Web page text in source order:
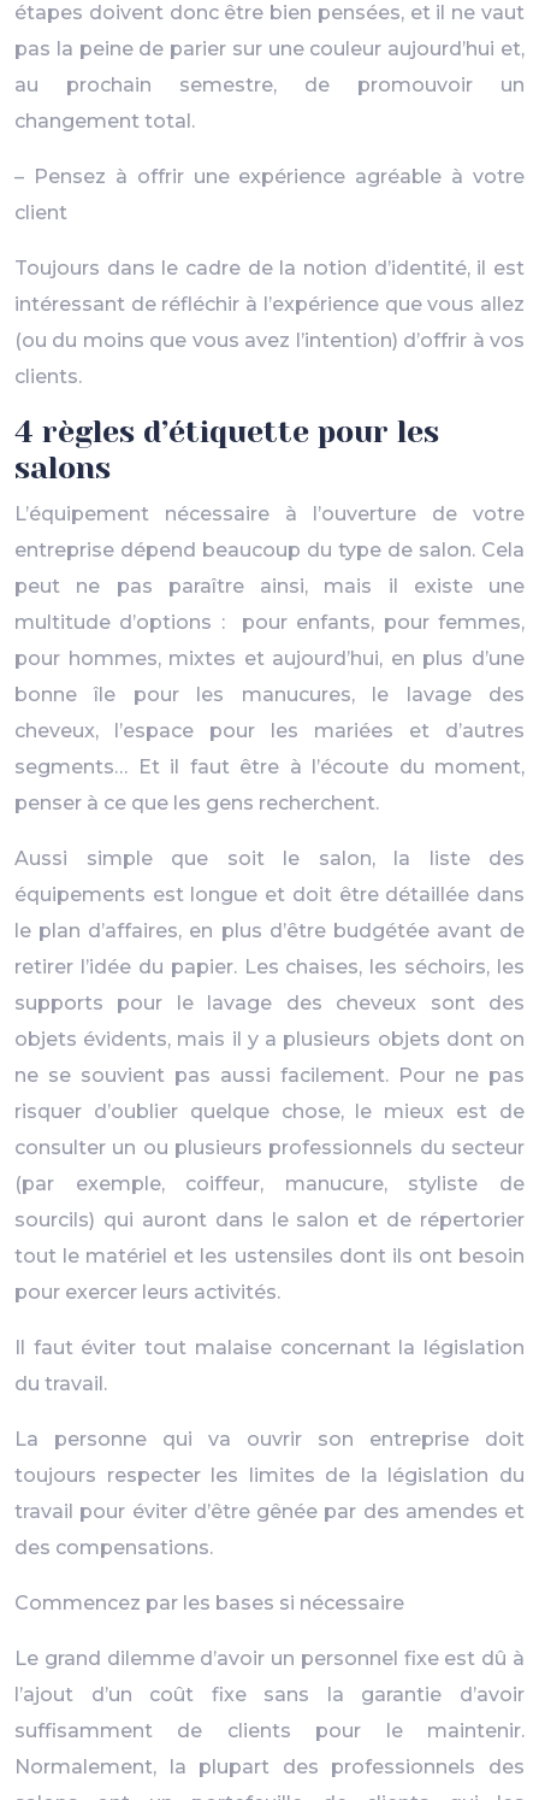
étapes doivent donc être bien pensées, et il ne vaut
pas la peine de parier sur une couleur aujourd’hui et,
au prochain semestre, de promouvoir un
changement total.
– Pensez à offrir une expérience agréable à votre
client
Toujours dans le cadre de la notion d’identité, il est
intéressant de réfléchir à l’expérience que vous allez
(ou du moins que vous avez l’intention) d’offrir à vos
clients.
4 règles d’étiquette pour les
salons
L’équipement nécessaire à l’ouverture de votre
entreprise dépend beaucoup du type de salon. Cela
peut ne pas paraître ainsi, mais il existe une
multitude d’options : pour enfants, pour femmes,
pour hommes, mixtes et aujourd’hui, en plus d’une
bonne île pour les manucures, le lavage des
cheveux, l’espace pour les mariées et d’autres
segments… Et il faut être à l’écoute du moment,
penser à ce que les gens recherchent.
Aussi simple que soit le salon, la liste des
équipements est longue et doit être détaillée dans
le plan d’affaires, en plus d’être budgétée avant de
retirer l’idée du papier. Les chaises, les séchoirs, les
supports pour le lavage des cheveux sont des
objets évidents, mais il y a plusieurs objets dont on
ne se souvient pas aussi facilement. Pour ne pas
risquer d’oublier quelque chose, le mieux est de
consulter un ou plusieurs professionnels du secteur
(par exemple, coiffeur, manucure, styliste de
sourcils) qui auront dans le salon et de répertorier
tout le matériel et les ustensiles dont ils ont besoin
pour exercer leurs activités.
Il faut éviter tout malaise concernant la législation
du travail.
La personne qui va ouvrir son entreprise doit
toujours respecter les limites de la législation du
travail pour éviter d’être gênée par des amendes et
des compensations.
Commencez par les bases si nécessaire
Le grand dilemme d’avoir un personnel fixe est dû à
l’ajout d’un coût fixe sans la garantie d’avoir
suffisamment de clients pour le maintenir.
Normalement, la plupart des professionnels des